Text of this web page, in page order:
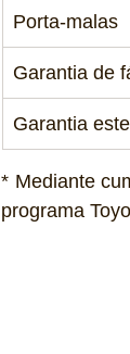
Porta-malas
Garantia de
Garantia
* Mediante
programa